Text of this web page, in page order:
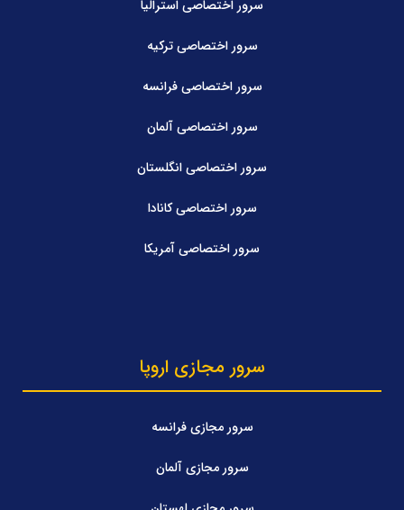
سرور اختصاصی استرالیا
سرور اختصاصی ترکیه
سرور اختصاصی فرانسه
سرور اختصاصی آلمان
سرور اختصاصی انگلستان
سرور اختصاصی کانادا
سرور اختصاصی آمریکا
سرور مجازی اروپا
سرور مجازی فرانسه
سرور مجازی آلمان